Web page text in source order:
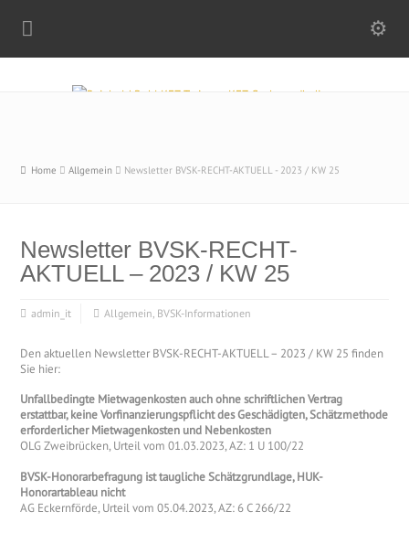
Home Allgemein Newsletter BVSK-RECHT-AKTUELL - 2023 / KW 25
Newsletter BVSK-RECHT-
AKTUELL – 2023 / KW 25
admin_it Allgemein, BVSK-Informationen
Den aktuellen Newsletter BVSK-RECHT-AKTUELL – 2023 / KW 25 finden
Sie hier:
Unfallbedingte Mietwagenkosten auch ohne schriftlichen Vertrag
erstattbar, keine Vorfinanzierungspflicht des Geschädigten, Schätzmethode
erforderlicher Mietwagenkosten und Nebenkosten
OLG Zweibrücken, Urteil vom 01.03.2023, AZ: 1 U 100/22
BVSK-Honorarbefragung ist taugliche Schätzgrundlage, HUK-
Honorartableau nicht
AG Eckernförde, Urteil vom 05.04.2023, AZ: 6 C 266/22